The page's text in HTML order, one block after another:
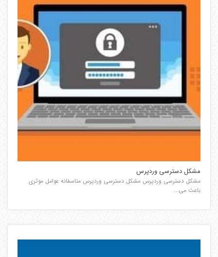
مشکل دسترسی وردپرس
مشکل دسترسی وردپرس مشکل دسترسی وردپرس متاسفانه عوامل موثری
باعث می...